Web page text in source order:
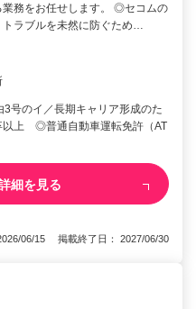
務をお任せします。 ◎セコムの
ラブルを未然に防ぐため…
号のイ／長期キャリア形成のた
以上 ◎普通自動車運転免許（AT
細を見る
06/15 掲載終了日： 2027/06/30